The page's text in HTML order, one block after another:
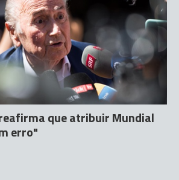
que atribuir Mundial
erro"